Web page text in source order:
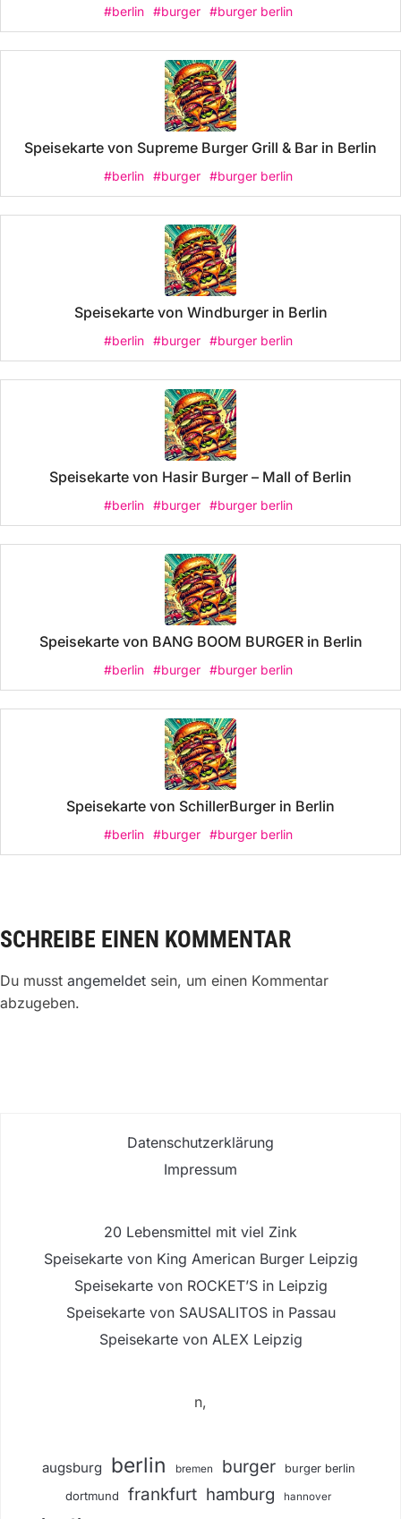
#berlin #burger #burger berlin
Speisekarte von Supreme Burger Grill & Bar in Berlin
#berlin #burger #burger berlin
Speisekarte von Windburger in Berlin
#berlin #burger #burger berlin
Speisekarte von Hasir Burger – Mall of Berlin
#berlin #burger #burger berlin
Speisekarte von BANG BOOM BURGER in Berlin
#berlin #burger #burger berlin
Speisekarte von SchillerBurger in Berlin
#berlin #burger #burger berlin
SCHREIBE EINEN KOMMENTAR
Du musst angemeldet sein, um einen Kommentar
abzugeben.
Datenschutzerklärung
Impressum
20 Lebensmittel mit viel Zink
Speisekarte von King American Burger Leipzig
Speisekarte von ROCKET’S in Leipzig
Speisekarte von SAUSALITOS in Passau
Speisekarte von ALEX Leipzig
n,
augsburg berlin bremen burger burger berlin
dortmund frankfurt hamburg hannover